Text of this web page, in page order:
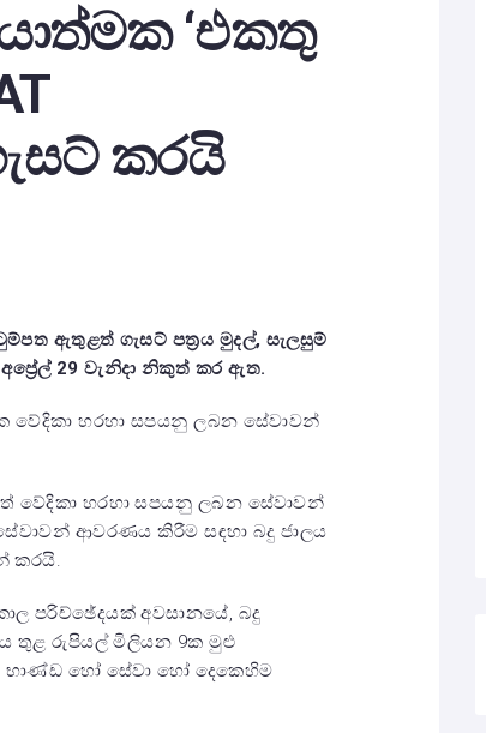
‘එකතු
කරයි
ඇතුළත් ගැසට් පත්‍රය මුදල්, සැලසුම්
29 වැනිදා නිකුත් කර ඇත.
වේදිකා හරහා සපයනු ලබන සේවාවන්
වේදිකා හරහා සපයනු ලබන සේවාවන්
ආවරණය කිරීම සඳහා බදු ජාලය
කරයි.
පරිච්ඡේදයක් අවසානයේ, බදු
තුළ රුපියල් මිලියන 9ක මුළු
භාණ්ඩ හෝ සේවා හෝ දෙකෙහිම